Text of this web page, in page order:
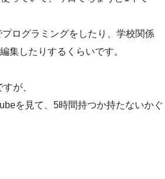
ログラミングをしたり、学校関係
集したりするくらいです。
が、
を見て、5時間持つか持たないかぐ